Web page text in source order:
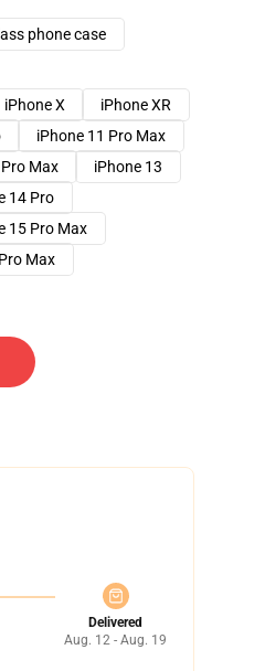
phone case
iPhone X
iPhone XR
iPhone 11 Pro Max
Max
iPhone 13
14 Pro
15 Pro Max
Max
Delivered
Aug. 12 - Aug. 19